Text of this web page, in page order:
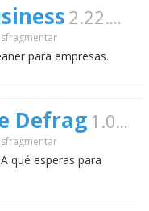
2.22.995
para empresas.
Defrag 1.0.5
qué esperas para